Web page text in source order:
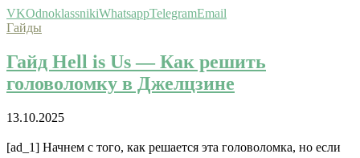
VKOdnoklassnikiWhatsappTelegramEmail
Гайды
Гайд Hell is Us — Как решить
головоломку в Джелцзине
13.10.2025
[ad_1] Начнем с того, как решается эта головоломка, но если